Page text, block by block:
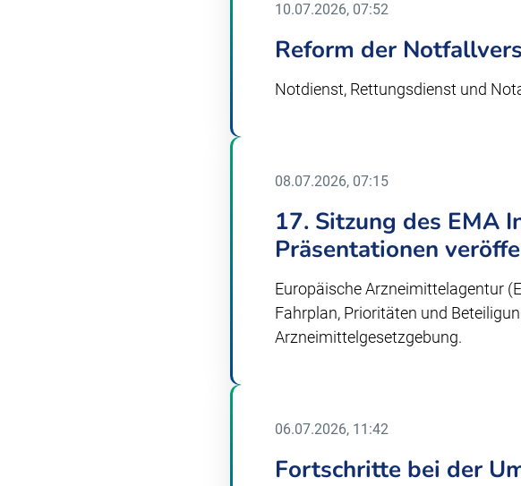
10.07.2026, 07:52
Reform der
Notdienst, Rettungsdienst und
08.07.2026, 07:15
17. Sitzung des EMA
Präsentationen
Europäische Arzneimittelagentur
Fahrplan, Prioritäten und
Arzneimittelgesetzgebung.
06.07.2026, 11:42
Fortschritte bei der